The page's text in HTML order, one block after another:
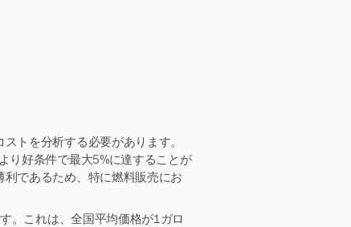
トを分析する必要があります。
り好条件で最大5%に達することが
であるため、特に燃料販売にお
。これは、全国平均価格が1ガロ